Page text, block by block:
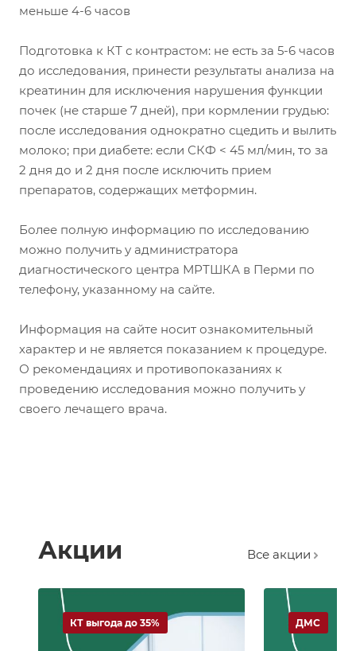
меньше 4-6 часов
Подготовка к КТ с контрастом: не есть за 5-6 часов
до исследования, принести результаты анализа на
креатинин для исключения нарушения функции
почек (не старше 7 дней), при кормлении грудью:
после исследования однократно сцедить и вылить
молоко; при диабете: если СКФ < 45 мл/мин, то за
2 дня до и 2 дня после исключить прием
препаратов, содержащих метформин.
Более полную информацию по исследованию
можно получить у администратора
диагностического центра МРТШКА в Перми по
телефону, указанному на сайте.
Информация на сайте носит ознакомительный
характер и не является показанием к процедуре.
О рекомендациях и противопоказаниях к
проведению исследования можно получить у
своего лечащего врача.
Акции Все акции
КТ выгода до 35% ДМС